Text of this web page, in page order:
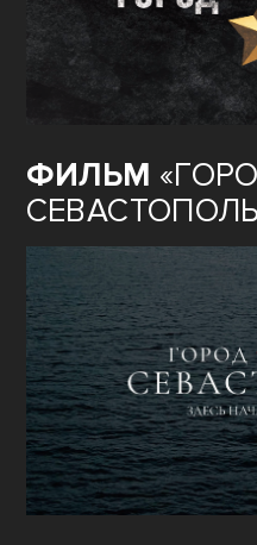
ФИЛЬМ